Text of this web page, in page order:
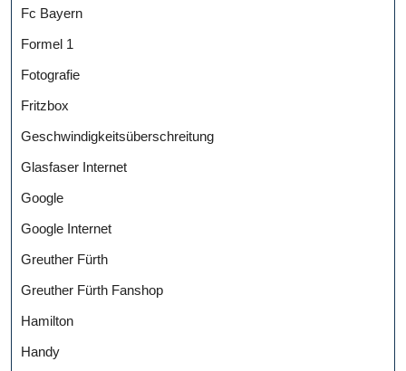
Fc Bayern
Formel 1
Fotografie
Fritzbox
Geschwindigkeitsüberschreitung
Glasfaser Internet
Google
Google Internet
Greuther Fürth
Greuther Fürth Fanshop
Hamilton
Handy